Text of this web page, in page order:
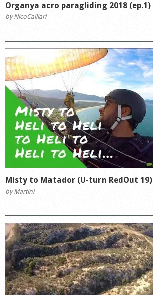
Organya acro paragliding 2018 (ep.1)
byNicoCalliari
Misty to Matador (U-turn RedOut
byMartini